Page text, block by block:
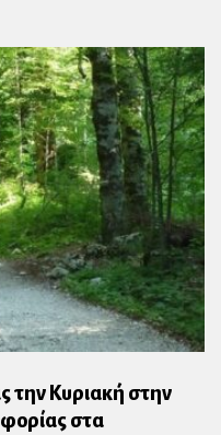
την Κυριακή στην
στα